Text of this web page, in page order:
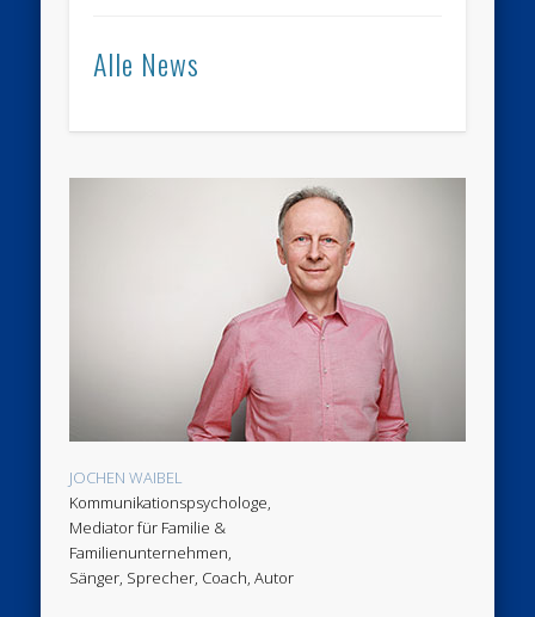
Alle News
JOCHEN WAIBEL
Kommunikationspsychologe,
Mediator für Familie &
Familienunternehmen,
Sänger, Sprecher, Coach, Autor